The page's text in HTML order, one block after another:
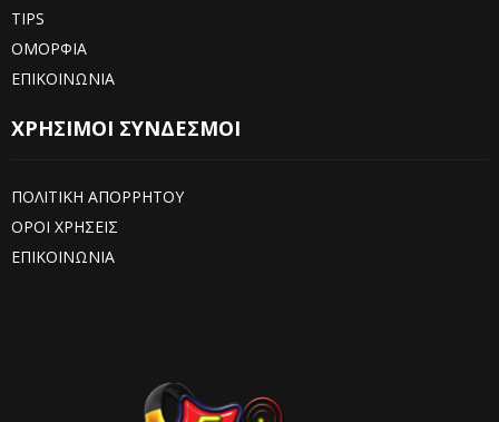
TIPS
ΟΜΟΡΦΙΑ
ΕΠΙΚΟΙΝΩΝΙΑ
ΧΡΗΣΙΜΟΙ ΣΥΝΔΕΣΜΟΙ
ΠΟΛΙΤΙΚΗ ΑΠΟΡΡΗΤΟΥ
ΟΡΟΙ ΧΡΗΣΕΙΣ
ΕΠΙΚΟΙΝΩΝΙΑ